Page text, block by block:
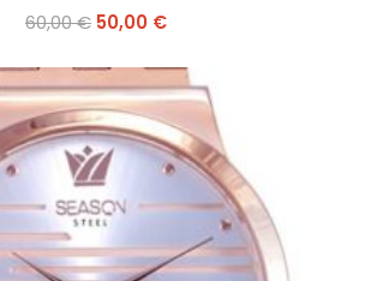
60,00€ 50,00 €